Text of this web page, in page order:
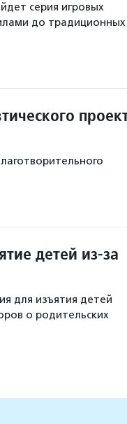
серия игровых
до традиционных
детей из-за
для изъятия детей
о родительских